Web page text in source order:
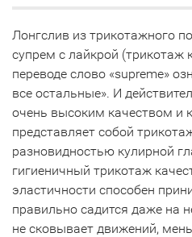
Лонгслив из трикотажного
супрем с лайкрой (трикотаж
переводе слово «supreme»
все остальные». И
очень высоким качеством и
представляет собой
разновидностью кулирной
гигиеничный трикотаж
эластичности способен
правильно садится даже на
не сковывает движений,